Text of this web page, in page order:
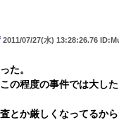
2011/07/27(水) 13:28:26.76
た。
の程度の事件では大し
とか厳しくなってるから